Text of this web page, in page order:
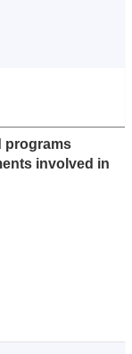
programs
involved in